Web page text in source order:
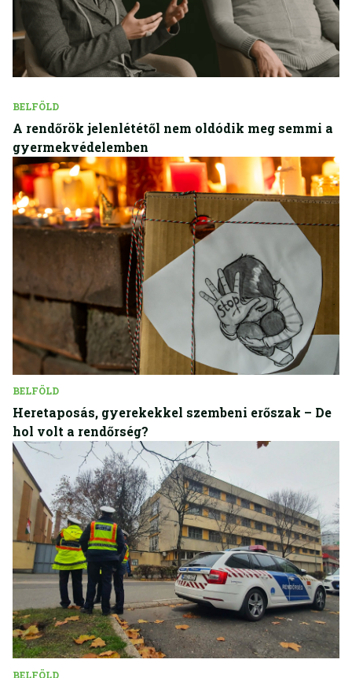
BELFÖLD
A rendőrök jelenlététől nem oldódik meg semmi a
gyermekvédelemben
BELFÖLD
Heretaposás, gyerekekkel szembeni erőszak – De
hol volt a rendőrség?
BELFÖLD